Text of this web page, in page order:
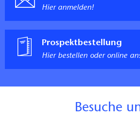
Hier anmelden!
Prospektbestellung
Hier bestellen oder online
Besuche